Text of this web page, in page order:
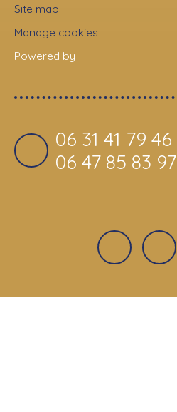
Site map
Manage cookies
Powered by
06 31 41 79 46
06 47 85 83 97